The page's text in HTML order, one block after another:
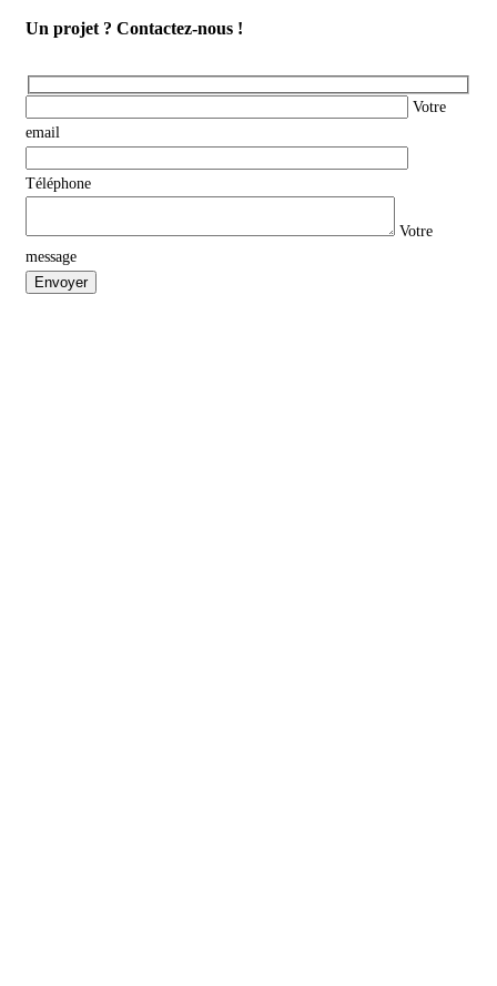
Un projet ? Contactez-nous !
Votre
email
Téléphone
Votre
message
Envoyer